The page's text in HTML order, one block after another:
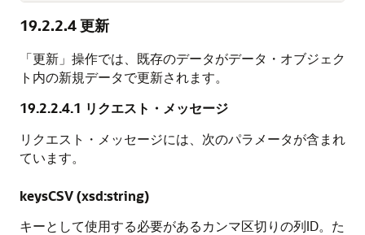
19.2.2.4更新
「更新」操作では、既存のデータがデータ・オブジェク
ト内の新規データで更新されます。
19.2.2.4.1 リクエスト・メッセージ
リクエスト・メッセージには、次のパラメータが含まれ
ています。
keysCSV (xsd:string)
キーとして使用する必要があるカンマ区切りの列ID。た